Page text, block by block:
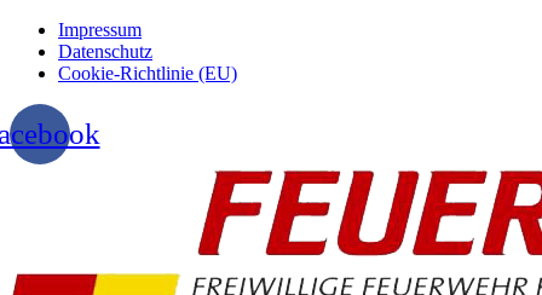
Impressum
Datenschutz
Cookie-Richtlinie (EU)